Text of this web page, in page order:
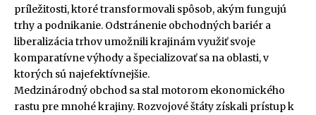
príležitosti, ktoré transformovali spôsob, akým fungujú
trhy a podnikanie. Odstránenie obchodných bariér a
liberalizácia trhov umožnili krajinám využiť svoje
komparatívne výhody a špecializovať sa na oblasti, v
ktorých sú najefektívnejšie.
Medzinárodný obchod sa stal motorom ekonomického
rastu pre mnohé krajiny. Rozvojové štáty získali prístup k